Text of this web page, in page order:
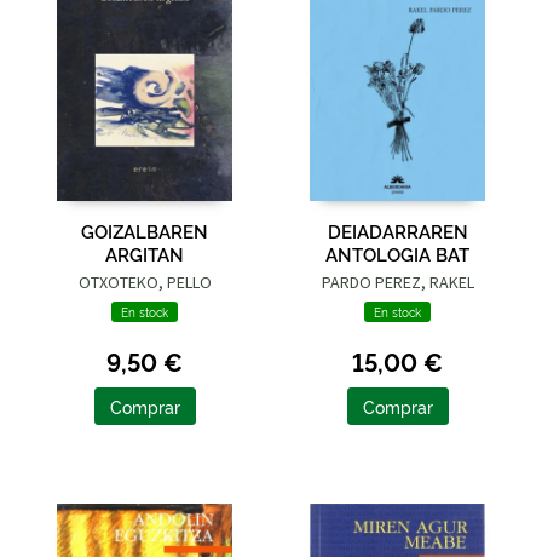
GOIZALBAREN
ARGITAN
OTXOTEKO, PELLO
En stock
9,50 €
Comprar
DEIADARRAREN
ANTOLOGIA BAT
PARDO PEREZ, RAKEL
En stock
15,00 €
Comprar